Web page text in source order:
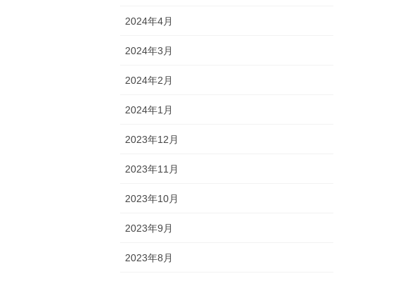
2024年4月
2024年3月
2024年2月
2024年1月
2023年12月
2023年11月
2023年10月
2023年9月
2023年8月